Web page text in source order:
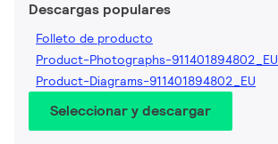
Descargas populares
Folleto de producto
Product-Photographs-911401894802_EU
Product-Diagrams-911401894802_EU
Seleccionar y descargar